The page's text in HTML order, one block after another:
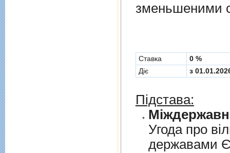
зменьшеними
Cтавка
0 %
Діє
з
Підстава:
Угода про
державами